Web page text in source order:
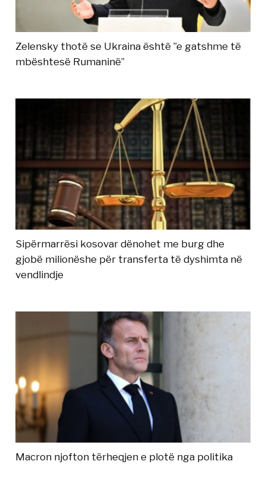
Zelensky thotë se Ukraina është ”e gatshme të
mbështesë Rumaninë”
Sipërmarrësi kosovar dënohet me burg dhe
gjobë milionëshe për transferta të dyshimta në
vendlindje
Macron njofton tërheqjen e plotë nga politika